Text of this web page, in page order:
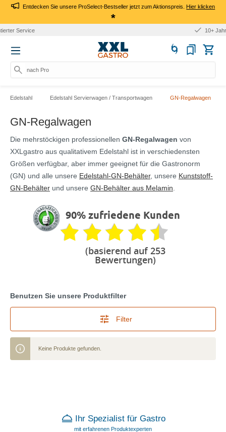
Entdecken Sie unsere ProSelect-Bestseller jetzt zum Aktionspreis.Hier klicken
*
nach Produk
Edelstahl Edelstahl Servierwagen / Transportwagen GN-Regalwagen
GN-Regalwagen
Die mehrstöckigen professionellen GN-Regalwagen von
XXLgastro aus qualitativem Edelstahl ist in verschiedensten
Größen verfügbar, aber immer geeignet für die Gastronorm
(GN) und alle unsere Edelstahl-GN-Behälter, unsere Kunststoff-
GN-Behälter und unsere GN-Behälter aus Melamin
90% zufriedene Kunden
(basierend auf 253
Bewertungen)
Benutzen Sie unsere Produktfilter
Filter
Keine Produkte gefunden.
Ihr Spezialist für Gastro
mit erfahrenen Produktexperten